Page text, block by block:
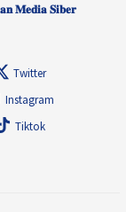
𝐌𝐞𝐝𝐢𝐚 𝐒𝐢𝐛𝐞𝐫
Twitter
Instagram
Tiktok